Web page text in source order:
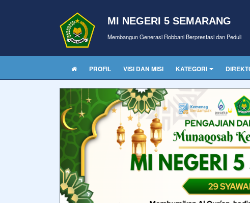
MI NEGERI 5 SEMARANG
Membangun Generasi Robbani Berprestasi dan Peduli
PROFIL VISI DAN MISI KATEGORI